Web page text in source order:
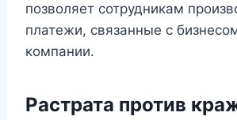
позволяет сотрудникам
платежи, связанные с
компании.
Растрата против